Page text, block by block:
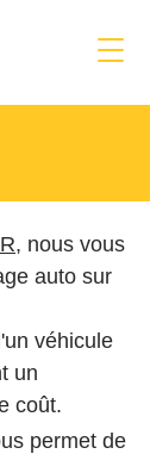
, nous vous
auto sur
véhicule
un
coût.
permet de